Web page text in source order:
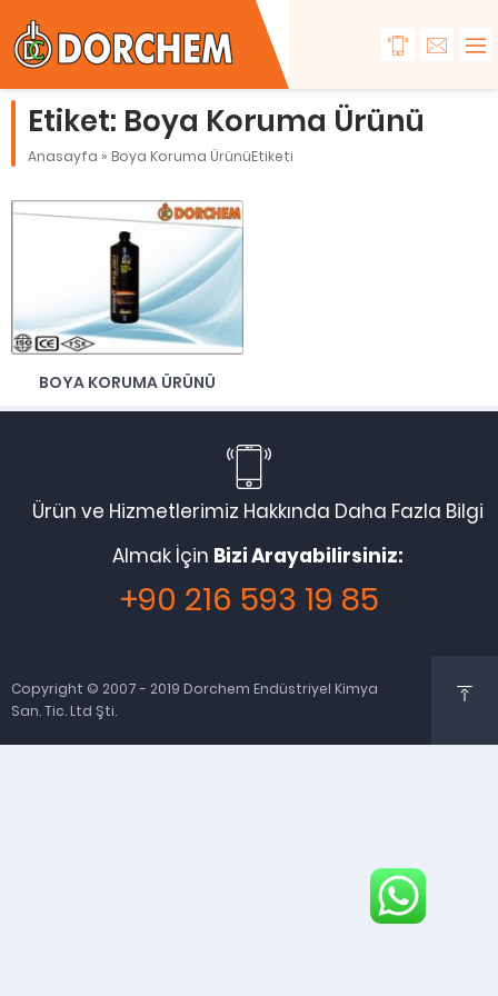
Etiket: Boya Koruma Ürünü
Anasayfa » Boya Koruma ÜrünüEtiketi
BOYA KORUMA ÜRÜNÜ
Ürün ve Hizmetlerimiz Hakkında Daha Fazla Bilgi
Almak İçin Bizi Arayabilirsiniz:
+90 216 593 19 85
Copyright © 2007 - 2019 Dorchem Endüstriyel Kimya
San. Tic. Ltd Şti.